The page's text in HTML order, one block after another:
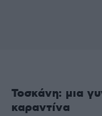
Τοσκάνη: μια
καραντίνα